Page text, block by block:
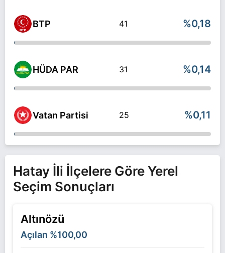
BTP 41 %0,18
HÜDA PAR 31 %0,14
Vatan Partisi 25 %0,11
Hatay İli İlçelere Göre Yerel
Seçim Sonuçları
Altınözü
Açılan %100,00